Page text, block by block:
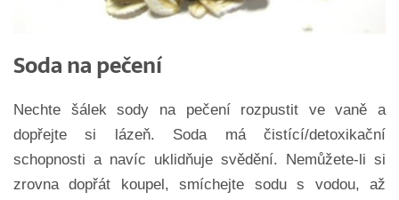
Soda na pečení
Nechte šálek sody na pečení rozpustit ve vaně a
dopřejte si lázeň. Soda má čistící/detoxikační
schopnosti a navíc uklidňuje svědění. Nemůžete-li si
zrovna dopřát koupel, smíchejte sodu s vodou, až